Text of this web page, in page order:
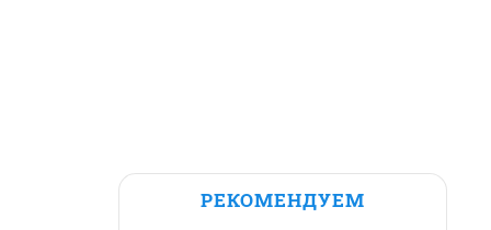
РЕКОМЕНДУЕМ